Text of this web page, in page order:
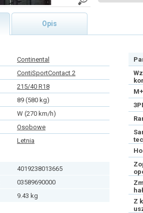
Opis
Continental
ContiSportContact 2
215/40 R18
89 (580 kg)
W (270 km/h)
Osobowe
Letnia
4019238013665
03589690000
9.43 kg
Z